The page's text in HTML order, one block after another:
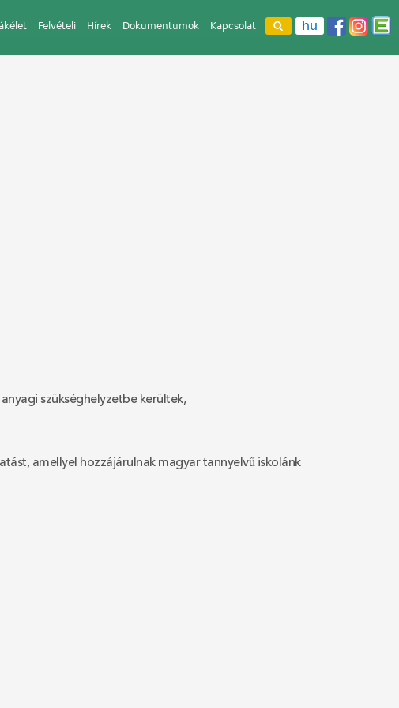
Felvételi Hírek Dokumentumok Kapcsolat hu
szükséghelyzetbe kerültek,
amellyel hozzájárulnak magyar tannyelvű iskolánk